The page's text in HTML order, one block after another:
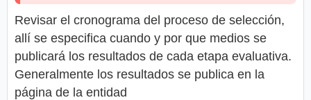
Revisar el cronograma del proceso de selección,
allí se especifica cuando y por que medios se
publicará los resultados de cada etapa evaluativa.
Generalmente los resultados se publica en la
página de la entidad